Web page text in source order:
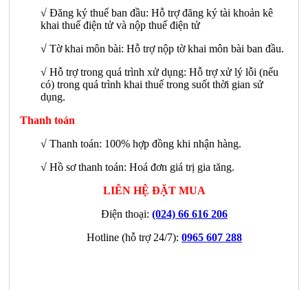
√ Đăng ký thuế ban đầu: Hỗ trợ đăng ký tài khoản kê
khai thuế điện tử và nộp thuế điện tử
√ Tờ khai môn bài: Hỗ trợ nộp tờ khai môn bài ban đầu.
√ Hỗ trợ trong quá trình xử dụng: Hỗ trợ xử lý lỗi (nếu
có) trong quá trình khai thuế trong suốt thời gian sử
dụng.
Thanh toán
√ Thanh toán: 100% hợp đồng khi nhận hàng.
√ Hồ sơ thanh toán: Hoá đơn giá trị gia tăng.
LIÊN HỆ ĐẶT MUA
Điện thoại: (024) 66 616 206
Hotline (hỗ trợ 24/7): 0965 607 288